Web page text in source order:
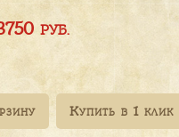
РУБ.